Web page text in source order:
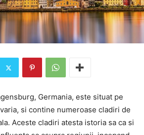
Germania, este situat pe
si contine numeroase cladiri de
Aceste cladiri atesta istoria sa ca si